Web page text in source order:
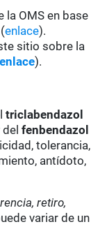
la OMS en base
enlace).
sitio sobre la
enlace).
triclabendazol
delfenbendazol
tolerancia,
antídoto,
retiro,
variar de un